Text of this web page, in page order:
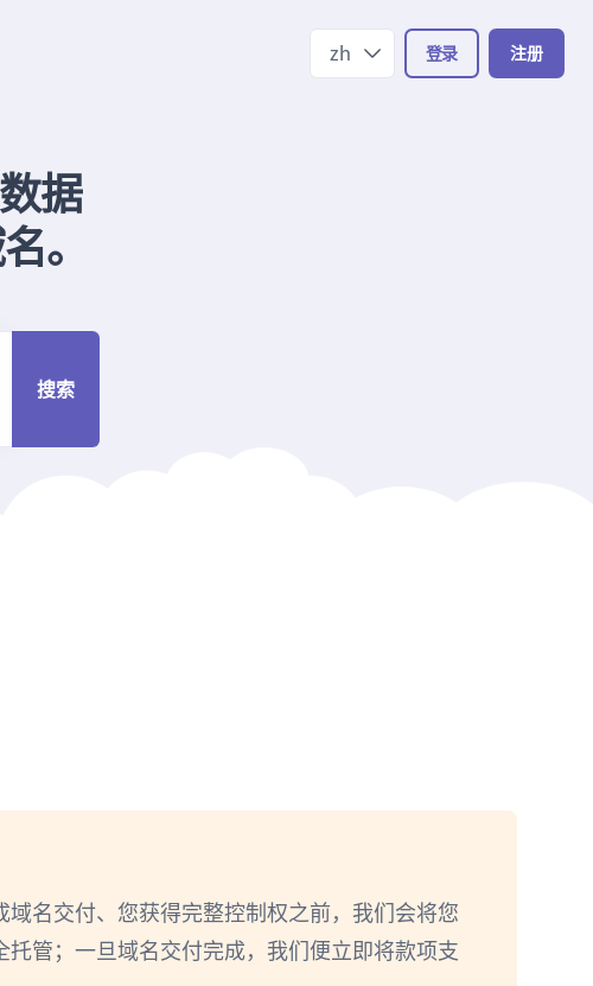
zh 登录 注册
据
。
搜索
域名交付、您获得完整控制权之前，我们会将您
托管；一旦域名交付完成，我们便立即将款项支